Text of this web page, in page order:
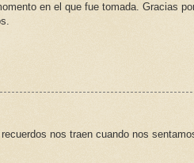
en el que fue tomada. Gracias
nos traen cuando nos